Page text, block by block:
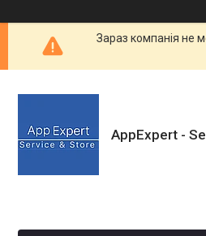
Зараз компанія не
AppExpert -